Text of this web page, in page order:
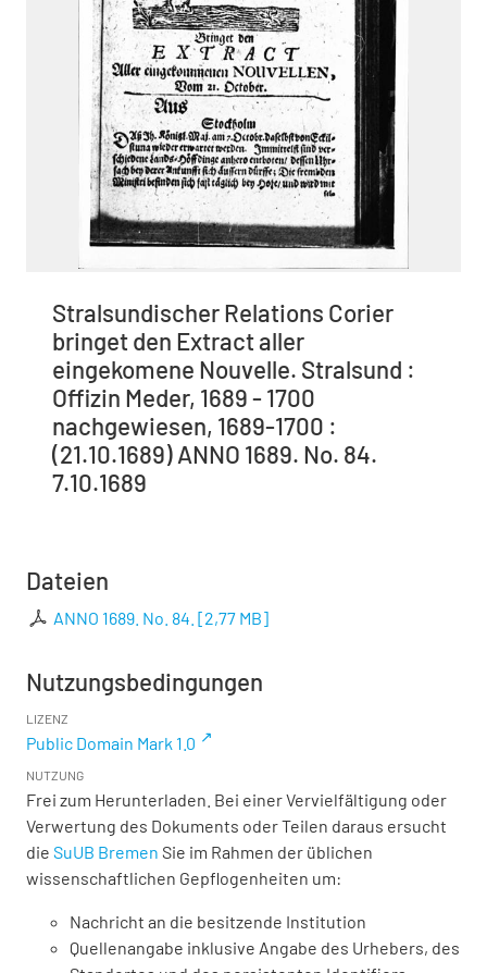
Stralsundischer Relations Corier
bringet den Extract aller
eingekomene Nouvelle. Stralsund :
Offizin Meder, 1689 - 1700
nachgewiesen, 1689-1700 :
(21.10.1689) ANNO 1689. No. 84.
7.10.1689
Dateien
ANNO 1689. No. 84. [2,77 MB]
Nutzungsbedingungen
LIZENZ
Public Domain Mark 1.0
NUTZUNG
Frei zum Herunterladen. Bei einer Vervielfältigung oder
Verwertung des Dokuments oder Teilen daraus ersucht
die SuUB Bremen Sie im Rahmen der üblichen
wissenschaftlichen Gepflogenheiten um:
Nachricht an die besitzende Institution
Quellenangabe inklusive Angabe des Urhebers, des